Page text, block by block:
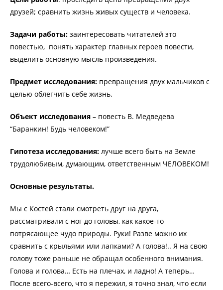
друзей; сравнить жизнь живых существ и человека.
Задачи работы: заинтересовать читателей это
повестью, понять характер главных героев повести,
выделить основную мысль произведения.
Предмет исследования: превращения двух мальчиков с
целью облегчить себе жизнь.
Объект исследования – повесть В. Медведева
“Баранкин! Будь человеком!”
Гипотеза исследования: лучше всего быть на Земле
трудолюбивым, думающим, ответственным ЧЕЛОВЕКОМ!
Основные результаты.
Мы с Костей стали смотреть друг на друга,
рассматривали с ног до головы, как какое-то
потрясающее чудо природы. Руки! Разве можно их
сравнить с крыльями или лапками? А голова!.. Я на свою
голову тоже раньше не обращал особенного внимания.
Голова и голова… Есть на плечах, и ладно! А теперь…
После всего-всего, что я пережил, я точно знал, что если